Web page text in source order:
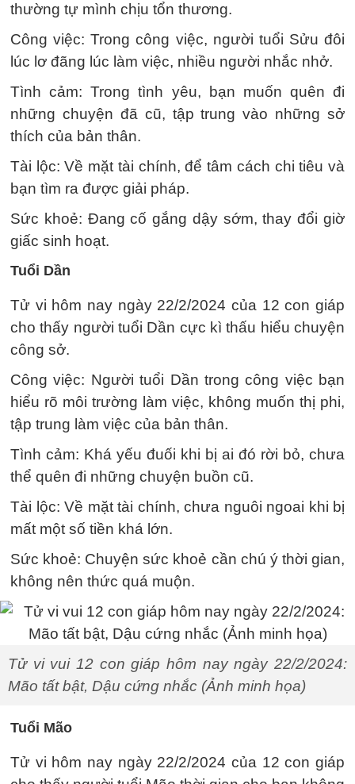
thường tự mình chịu tổn thương.
Công việc: Trong công việc, người tuổi Sửu đôi
lúc lơ đãng lúc làm việc, nhiều người nhắc nhở.
Tình cảm: Trong tình yêu, bạn muốn quên đi
những chuyện đã cũ, tập trung vào những sở
thích của bản thân.
Tài lộc: Về mặt tài chính, để tâm cách chi tiêu và
bạn tìm ra được giải pháp.
Sức khoẻ: Đang cố gắng dậy sớm, thay đổi giờ
giấc sinh hoạt.
Tuổi Dần
Tử vi hôm nay ngày 22/2/2024 của 12 con giáp
cho thấy người tuổi Dần cực kì thấu hiểu chuyện
công sở.
Công việc: Người tuổi Dần trong công việc bạn
hiểu rõ môi trường làm việc, không muốn thị phi,
tập trung làm việc của bản thân.
Tình cảm: Khá yếu đuối khi bị ai đó rời bỏ, chưa
thể quên đi những chuyện buồn cũ.
Tài lộc: Về mặt tài chính, chưa nguôi ngoai khi bị
mất một số tiền khá lớn.
Sức khoẻ: Chuyện sức khoẻ cần chú ý thời gian,
không nên thức quá muộn.
Tử vi vui 12 con giáp hôm nay ngày 22/2/2024:
Mão tất bật, Dậu cứng nhắc (Ảnh minh họa)
Tuổi Mão
Tử vi hôm nay ngày 22/2/2024 của 12 con giáp